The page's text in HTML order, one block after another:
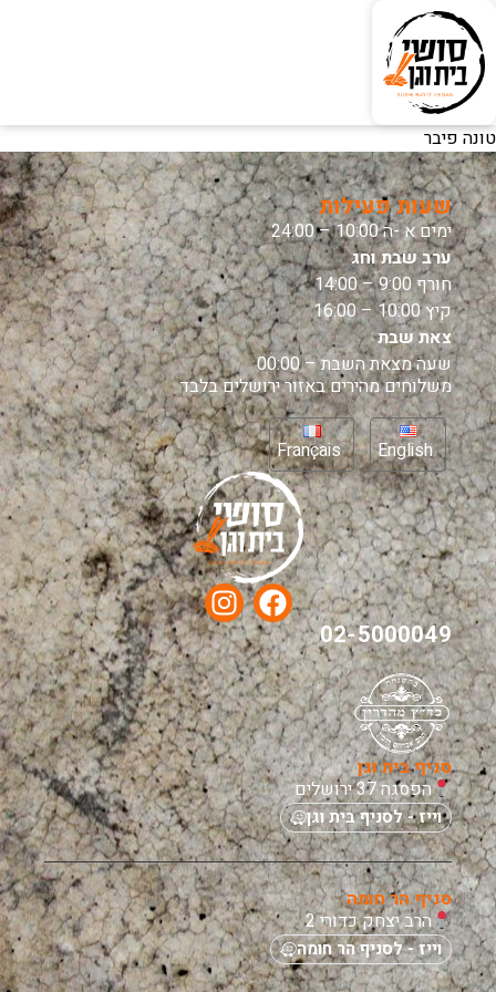
טונה פיבר
שעות פעילות
ימים א -ה 10:00 – 24:00
ערב שבת וחג
חורף 9:00 – 14:00
קיץ 10:00 – 16:00
צאת שבת
שעה מצאת השבת – 00:00
משלוחים מהירים באזור ירושלים בלבד
English
Français
02-5000049
סניף בית וגן
הפסגה 37 ירושלים
וייז - לסניף בית וגן
סניף הר חומה
הרב יצחק כדורי 2
וייז - לסניף הר חומה